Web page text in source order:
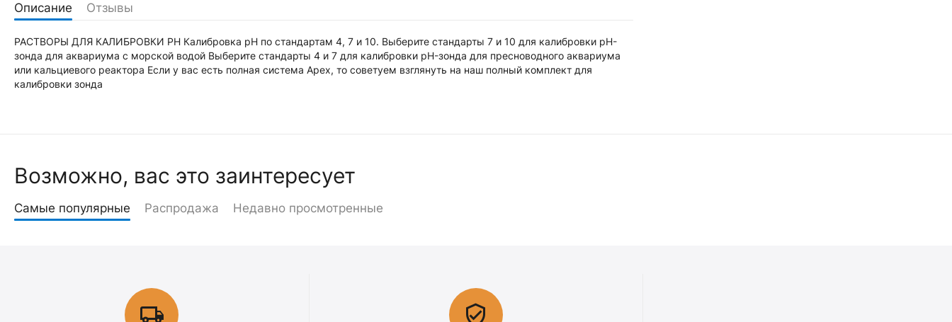
Описание Отзывы
РАСТВОРЫ ДЛЯ КАЛИБРОВКИ РН Калибровка рН по стандартам 4, 7 и 10. Выберите стандарты 7 и 10 для калибровки pH-
зонда для аквариума с морской водой Выберите стандарты 4 и 7 для калибровки pH-зонда для пресноводного аквариума
или кальциевого реактора Если у вас есть полная система Apex, то советуем взглянуть на наш полный комплект для
калибровки зонда
Возможно, вас это заинтересует
Самые популярные Распродажа Недавно просмотренные